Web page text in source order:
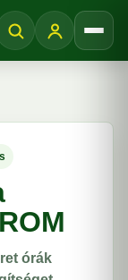
órák